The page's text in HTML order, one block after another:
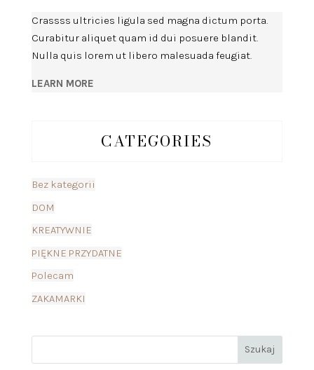
Crassss ultricies ligula sed magna dictum porta.
Curabitur aliquet quam id dui posuere blandit.
Nulla quis lorem ut libero malesuada feugiat.
LEARN MORE
CATEGORIES
Bez kategorii
DOM
KREATYWNIE
PIĘKNE PRZYDATNE
Polecam
ZAKAMARKI